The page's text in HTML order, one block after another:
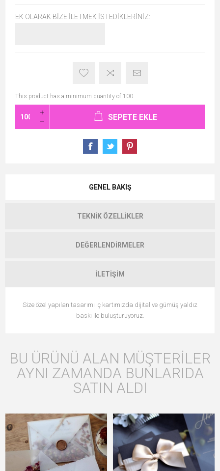
EK OLARAK BIZE İLETMEK İSTEDIKLERINIZ:
This product has a minimum quantity of 100
SEPETE EKLE
GENEL BAKIŞ
TEKNIK ÖZELLIKLER
DEĞERLENDIRMELER
İLETIŞIM
Size özel yapılan tasarımı iç kartımızda dijital ve gümüş yaldız
baskı ile buluşturuyoruz.
BU ÜRÜNÜ ALAN MÜŞTERILER
AYNI ZAMANDA BUNLARIDA
SATIN ALDI